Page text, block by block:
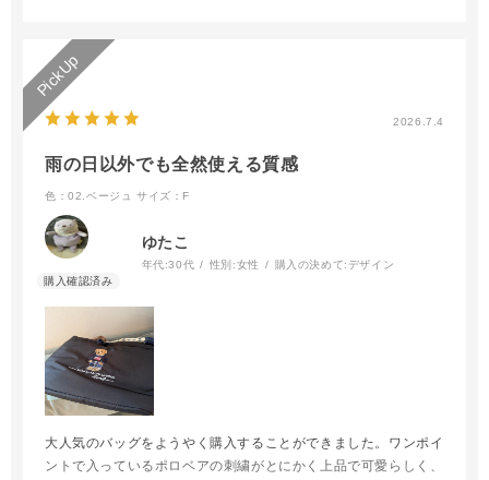
当方20代男性ですが、レディースに限らずみんなにオススメで
きる商品です。
2026.7.4
雨の日以外でも全然使える質感
色：02.ベージュ サイズ：F
ゆたこ
年代:30代 性別:女性 購入の決めて: デザイン
大人気のバッグをようやく購入することができました。ワンポイ
ントで入っているポロベアの刺繍がとにかく上品で可愛らしく、